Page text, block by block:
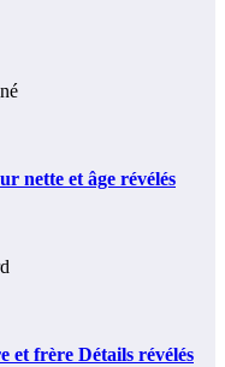
nette et âge révélés
et frère Détails révélés